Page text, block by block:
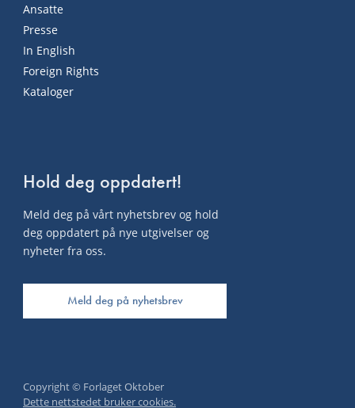
Ansatte
Presse
In English
Foreign Rights
Kataloger
Hold deg oppdatert!
Meld deg på vårt nyhetsbrev og hold
deg oppdatert på nye utgivelser og
nyheter fra oss.
Meld deg på nyhetsbrev
Copyright © Forlaget Oktober
Dette nettstedet bruker cookies.